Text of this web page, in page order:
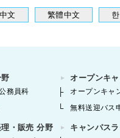
文 繁體中文
務員科
・販売 分野
オープンキ
オープンキャ
無料送迎バス
キャンパス